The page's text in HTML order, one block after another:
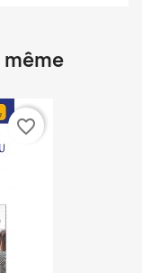
favorite_border